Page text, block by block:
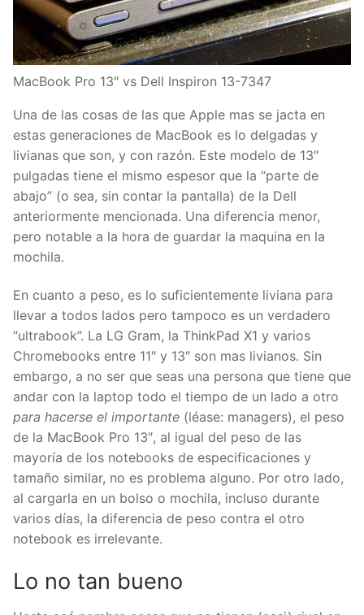
MacBook Pro 13″ vs Dell Inspiron 13-7347
Una de las cosas de las que Apple mas se jacta en
estas generaciones de MacBook es lo delgadas y
livianas que son, y con razón. Este modelo de 13″
pulgadas tiene el mismo espesor que la “parte de
abajo” (o sea, sin contar la pantalla) de la Dell
anteriormente mencionada. Una diferencia menor,
pero notable a la hora de guardar la maquina en la
mochila.
En cuanto a peso, es lo suficientemente liviana para
llevar a todos lados pero tampoco es un verdadero
“ultrabook”. La LG Gram, la ThinkPad X1 y varios
Chromebooks entre 11″ y 13″ son mas livianos. Sin
embargo, a no ser que seas una persona que tiene que
andar con la laptop todo el tiempo de un lado a otro
para hacerse el importante (léase: managers), el peso
de la MacBook Pro 13″, al igual del peso de las
mayoría de los notebooks de especificaciones y
tamaño similar, no es problema alguno. Por otro lado,
al cargarla en un bolso o mochila, incluso durante
varios días, la diferencia de peso contra el otro
notebook es irrelevante.
Lo no tan bueno